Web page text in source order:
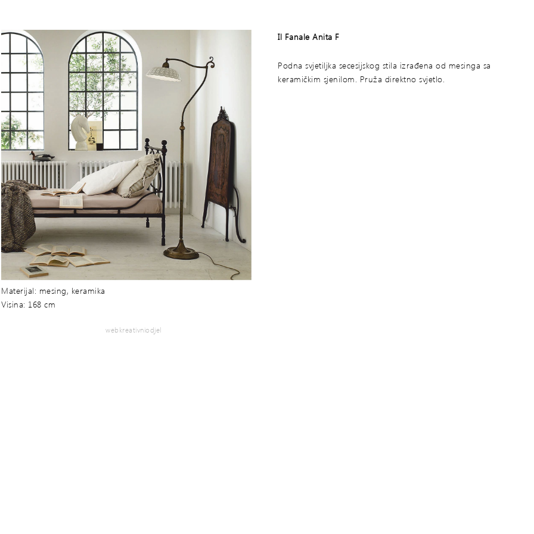
Materijal: mesing, keramika
Visina: 168 cm
Il Fanale Anita F
Podna svjetiljka secesijskog stila izrađena od mesinga sa
keramičkim sjenilom. Pruža direktno svjetlo.
webkreativniodjel